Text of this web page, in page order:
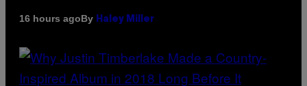
16 hours agoBy Haley Miller